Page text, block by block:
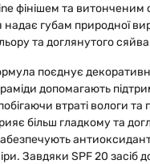
фінішем та
надає губам природної
та доглянутого
поєднує
допомагають
втраті вологи та
більш гладкому та
Завдяки SPF 20 засіб